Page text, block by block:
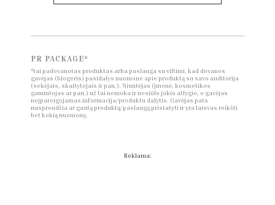
PR PACKAGE*
*tai padovanotas produktas arba paslauga su viltimi, kad dovanos
gavėjas (blogeris) pasidalys nuomone apie produktą su savo auditorija
(sekėjais, skaitytojais ir pan.). Siuntėjas (įmonė, kosmetikos
gamintojas ar pan.) už tai nemoka ir nesiūlo jokio atlygio, o gavėjas
neįpareigojamas informacija/produktu dalytis. Gavėjas pats
nusprendžia ar gautą produktą/paslaugą pristatyti ir yra laisvas reikšti
bet kokią nuomonę.
Reklama: